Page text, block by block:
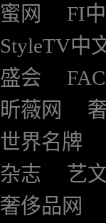
蜜网
FI
StyleTV中
盛会
昕薇网
世界名牌
杂志
艺
奢侈品网